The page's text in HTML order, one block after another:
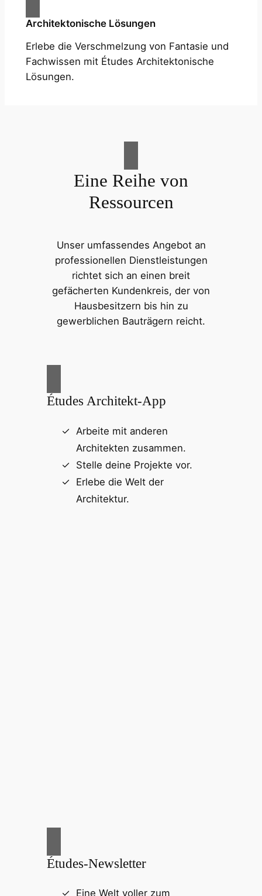
Architektonische Lösungen
Erlebe die Verschmelzung von Fantasie und
Fachwissen mit Études Architektonische
Lösungen.
Eine Reihe von
Ressourcen
Unser umfassendes Angebot an
professionellen Dienstleistungen
richtet sich an einen breit
gefächerten Kundenkreis, der von
Hausbesitzern bis hin zu
gewerblichen Bauträgern reicht.
Études Architekt-App
Arbeite mit anderen
Architekten zusammen.
Stelle deine Projekte vor.
Erlebe die Welt der
Architektur.
Études-Newsletter
Eine Welt voller zum